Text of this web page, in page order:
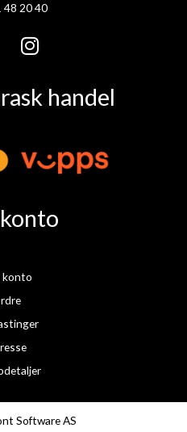
48 20 40
I
n
s
g
m
handel
konto
Software AS